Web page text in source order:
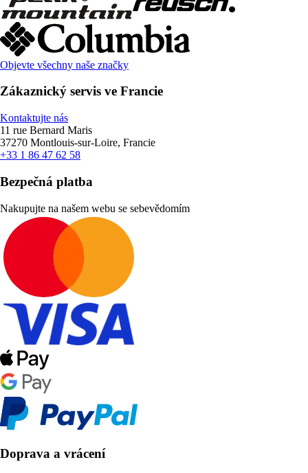
Objevte všechny naše značky
Zákaznický servis ve Francie
Kontaktujte nás
11 rue Bernard Maris
37270 Montlouis-sur-Loire, Francie
+33 1 86 47 62 58
Bezpečná platba
Nakupujte na našem webu se sebevědomím
Doprava a vrácení